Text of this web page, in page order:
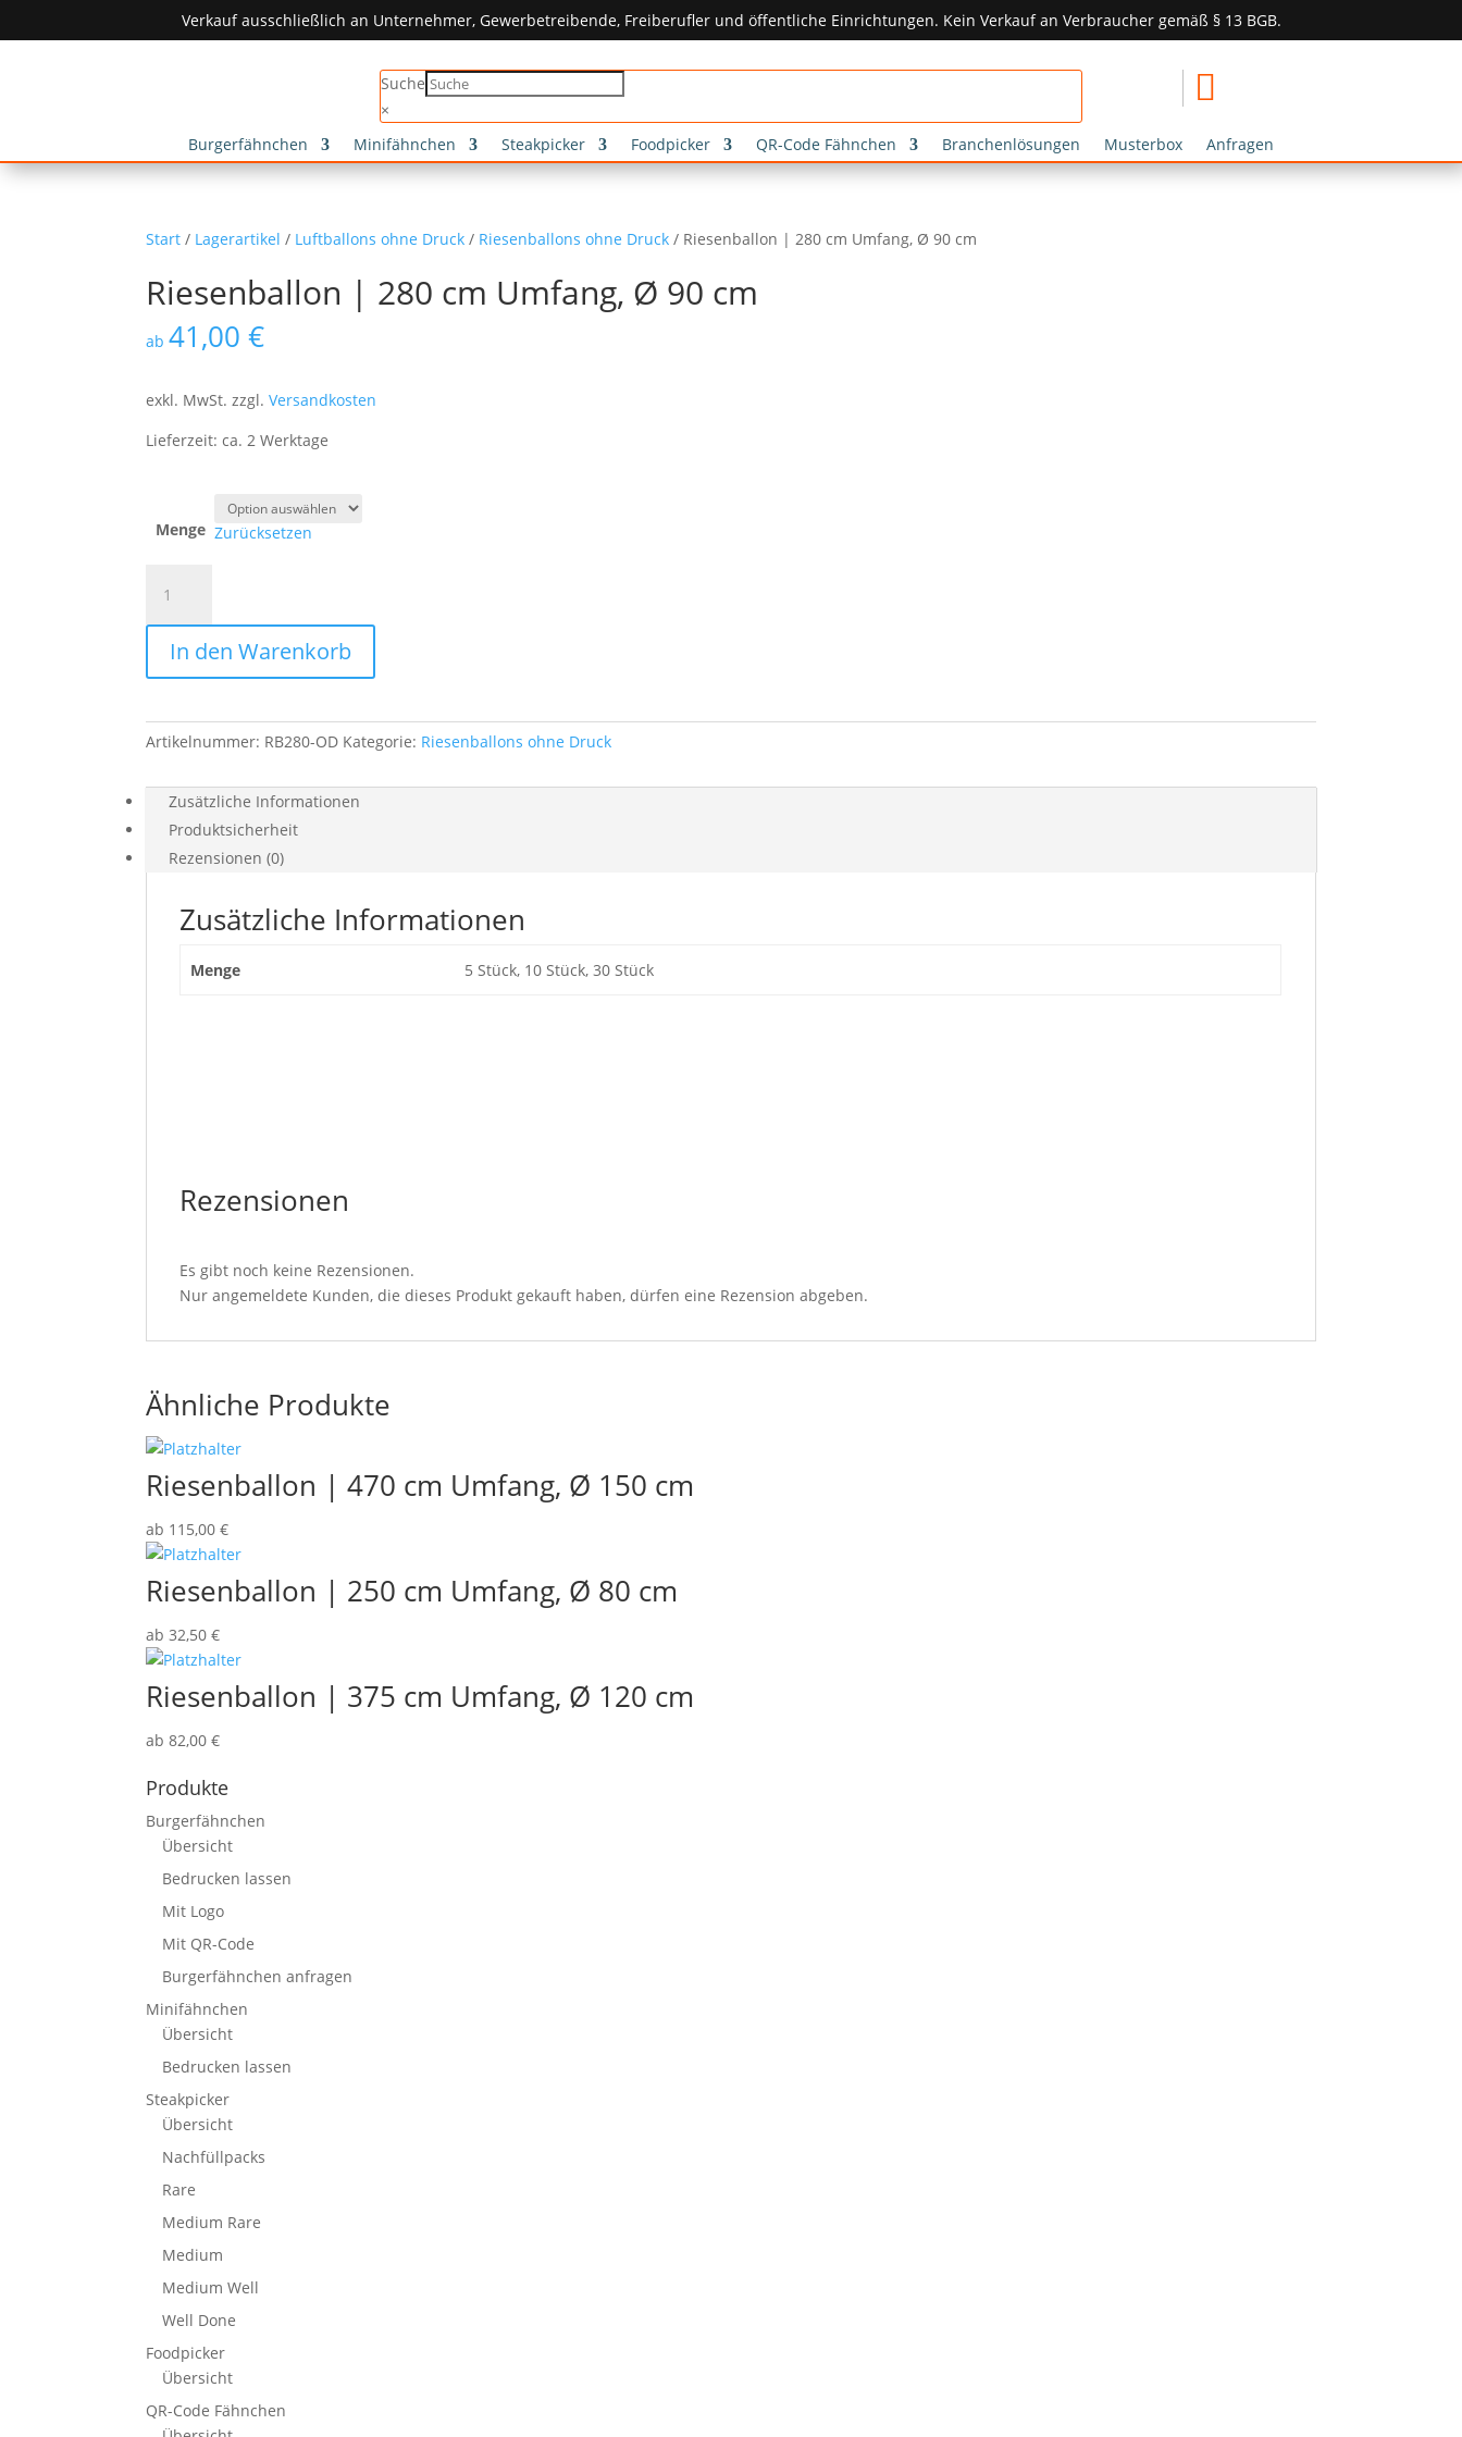
Verkauf ausschließlich an Unternehmer, Gewerbetreibende, Freiberufler und öffentliche Einrichtungen. Kein Verkauf an Verbraucher gemäß § 13 BGB.
Suche
×

Burgerfähnchen Minifähnchen Steakpicker Foodpicker QR-Code Fähnchen Branchenlösungen Musterbox Anfragen
Start / Lagerartikel / Luftballons ohne Druck / Riesenballons ohne Druck / Riesenballon | 280 cm Umfang, Ø 90 cm
Riesenballon | 280 cm Umfang, Ø 90 cm
ab41,00€
exkl. MwSt. zzgl.Versandkosten
Lieferzeit:ca. 2 Werktage
Menge Zurücksetzen
280
Umfang,
90
cm
In den Warenkorb
Artikelnummer: RB280-OD Kategorie: Riesenballons ohne Druck
Zusätzliche Informationen
Produktsicherheit
Rezensionen (0)
Zusätzliche Informationen
Menge 5 Stück, 10 Stück, 30 Stück
Rezensionen
Es gibt noch keine Rezensionen.
Nur angemeldete Kunden, die dieses Produkt gekauft haben, dürfen eine Rezension abgeben.
Ähnliche Produkte
Riesenballon | 470 cm Umfang, Ø 150 cm
ab 115,00€
Riesenballon | 250 cm Umfang, Ø 80 cm
ab32,50€
Riesenballon | 375 cm Umfang, Ø 120 cm
ab82,00€
Produkte
Burgerfähnchen
Übersicht
Bedrucken lassen
Mit Logo
Mit QR-Code
Burgerfähnchen anfragen
Minifähnchen
Übersicht
Bedrucken lassen
Steakpicker
Übersicht
Nachfüllpacks
Rare
Medium Rare
Medium
Medium Well
Well Done
Foodpicker
Übersicht
QR-Code Fähnchen